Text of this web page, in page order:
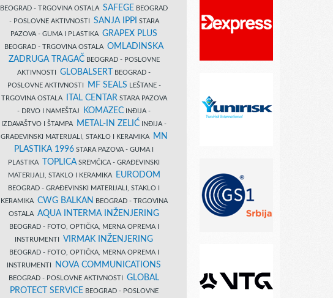
BEOGRAD - TRGOVINA OSTALA SAFEGE BEOGRAD
- POSLOVNE AKTIVNOSTI SANJA IPPI
STARA
PAZOVA - GUMA I PLASTIKA GRAPEX PLUS
BEOGRAD - TRGOVINA OSTALA OMLADINSKA
ZADRUGA TRAGAČBEOGRAD - POSLOVNE
AKTIVNOSTI GLOBALSERT
BEOGRAD -
POSLOVNE AKTIVNOSTI
MF SEALS LEŠTANE -
TRGOVINA OSTALA
ITAL CENTAR STARA PAZOVA
- DRVO I NAMEŠTAJ
KOMAZEC INĐIJA -
IZDAVAŠTVO I ŠTAMPA
METAL-IN ZELIĆ INĐIJA -
GRAĐEVINSKI MATERIJALI, STAKLO I KERAMIKA
MN
PLASTIKA 1996 STARA PAZOVA - GUMA I
PLASTIKA
TOPLICA SREMČICA - GRAĐEVINSKI
MATERIJALI, STAKLO I KERAMIKA
EURODOM
BEOGRAD - GRAĐEVINSKI MATERIJALI, STAKLO I
KERAMIKA CWG BALKAN
BEOGRAD - TRGOVINA
OSTALA AQUA INTERMA INŽENJERING
BEOGRAD - FOTO, OPTIČKA, MERNA OPREMA I
INSTRUMENTI VIRMAK INŽENJERING
BEOGRAD - FOTO, OPTIČKA, MERNA OPREMA I
INSTRUMENTI
NOVA COMMUNICATIONS
BEOGRAD - POSLOVNE AKTIVNOSTI GLOBAL
PROTECT SERVICE BEOGRAD - POSLOVNE